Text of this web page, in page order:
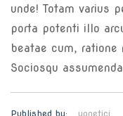
unde! Totam varius
porta potenti illo
beatae cum,
Sociosqu
Published by: yonetici